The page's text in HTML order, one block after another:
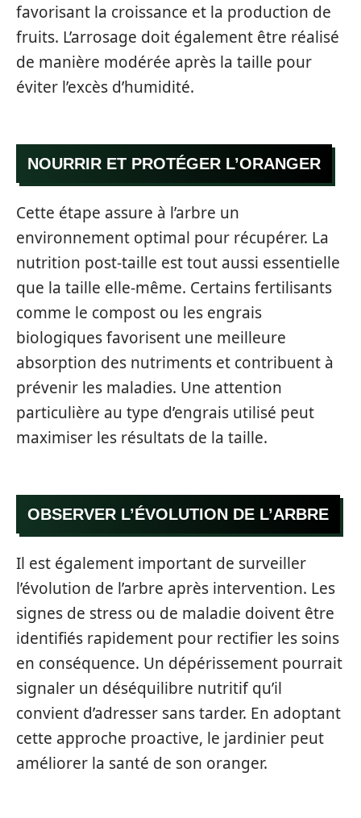
favorisant la croissance et la production de
fruits. L’arrosage doit également être réalisé
de manière modérée après la taille pour
éviter l’excès d’humidité.
NOURRIR ET PROTÉGER L’ORANGER
Cette étape assure à l’arbre un
environnement optimal pour récupérer. La
nutrition post-taille est tout aussi essentielle
que la taille elle-même. Certains fertilisants
comme le compost ou les engrais
biologiques favorisent une meilleure
absorption des nutriments et contribuent à
prévenir les maladies. Une attention
particulière au type d’engrais utilisé peut
maximiser les résultats de la taille.
OBSERVER L’ÉVOLUTION DE L’ARBRE
Il est également important de surveiller
l’évolution de l’arbre après intervention. Les
signes de stress ou de maladie doivent être
identifiés rapidement pour rectifier les soins
en conséquence. Un dépérissement pourrait
signaler un déséquilibre nutritif qu’il
convient d’adresser sans tarder. En adoptant
cette approche proactive, le jardinier peut
améliorer la santé de son oranger.